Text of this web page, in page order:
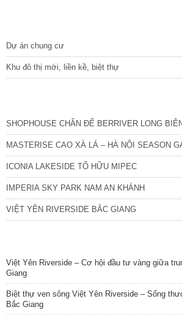
Dự án chung cư
Khu đô thị mới, liền kề, biệt thự
SHOPHOUSE CHÂN ĐẾ BERRIVER LONG
MASTERISE CAO XÀ LÁ – HÀ NỘI SEASON
ICONIA LAKESIDE TỐ HỮU MIPEC
IMPERIA SKY PARK NAM AN KHÁNH
VIỆT YÊN RIVERSIDE BẮC GIANG
Việt Yên Riverside – Cơ hội đầu tư vàng giữa
Giang
Biệt thự ven sông Việt Yên Riverside – Sống
Bắc Giang